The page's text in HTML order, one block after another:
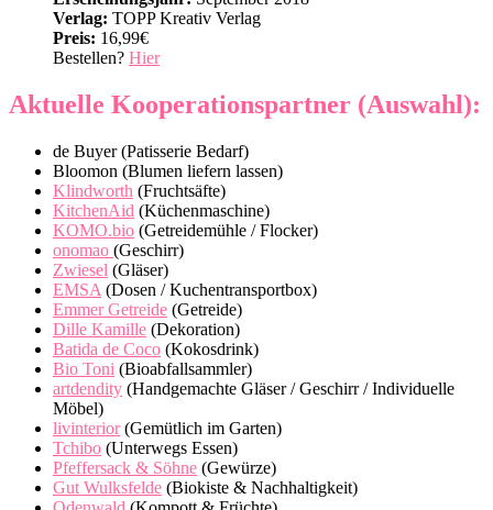
Verlag: TOPP Kreativ Verlag
Preis: 16,99€
Bestellen? Hier
Aktuelle Kooperationspartner (Auswahl):
de Buyer (Patisserie Bedarf)
Bloomon (Blumen liefern lassen)
Klindworth (Fruchtsäfte)
KitchenAid (Küchenmaschine)
KOMO.bio (Getreidemühle / Flocker)
onomao (Geschirr)
Zwiesel (Gläser)
EMSA (Dosen / Kuchentransportbox)
Emmer Getreide (Getreide)
Dille Kamille (Dekoration)
Batida de Coco (Kokosdrink)
Bio Toni (Bioabfallsammler)
artdendity (Handgemachte Gläser / Geschirr / Individuelle
Möbel)
livinterior(Gemütlich im Garten)
Tchibo (Unterwegs Essen)
Pfeffersack & Söhne (Gewürze)
Gut Wulksfelde (Biokiste & Nachhaltigkeit)